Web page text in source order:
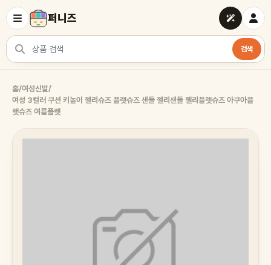
퍼니즈
상품 검색
검색
홈/여성신발/
여성 3컬러 쿠션 키높이 젤리슈즈 플랫슈즈 샌들 젤리샌들 젤리플랫슈즈 아쿠아플
랫슈즈 여름플랫